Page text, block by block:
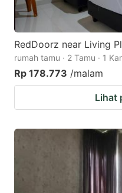
RedDoorz near Living
rumah tamu · 2 Tamu · 1
Rp 178.773 /malam
Lihat